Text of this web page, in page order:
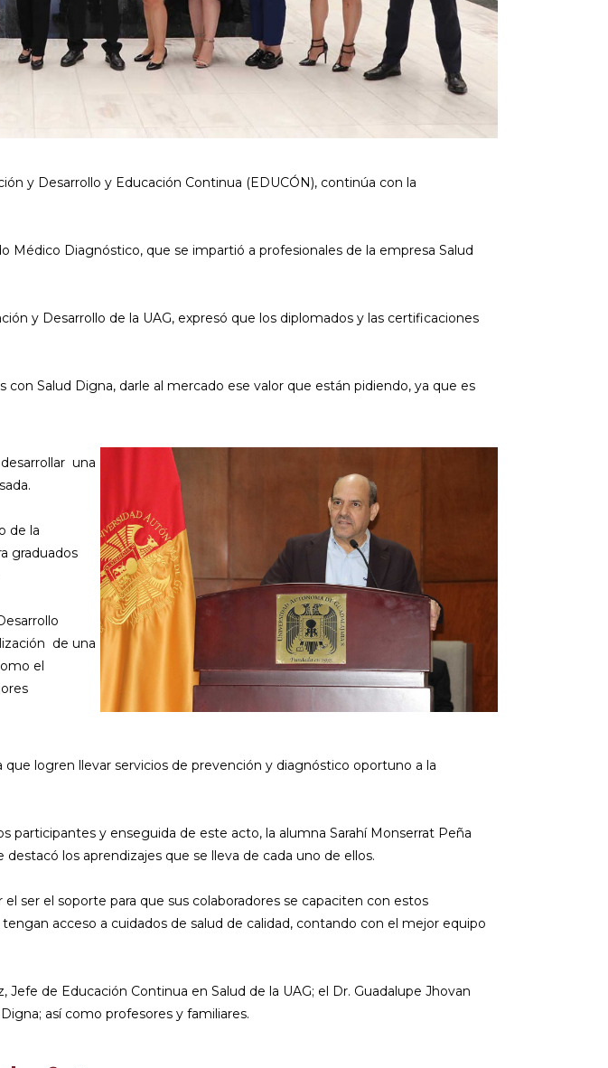
y Desarrollo y Educación Continua (EDUCÓN), continúa con la
Médico Diagnóstico, que se impartió a profesionales de la empresa Salud
y Desarrollo de la UAG, expresó que los diplomados y las certificaciones
Salud Digna, darle al mercado ese valor que están pidiendo, ya que es
una
de la
graduados
de una
el
logren llevar servicios de prevención y diagnóstico oportuno a la
participantes y enseguida de este acto, la alumna Sarahí Monserrat Peña
los aprendizajes que se lleva de cada uno de ellos.
ser el soporte para que sus colaboradores se capaciten con estos
acceso a cuidados de salud de calidad, contando con el mejor equipo
de Educación Continua en Salud de la UAG; el Dr. Guadalupe Jhovan
así como profesores y familiares.